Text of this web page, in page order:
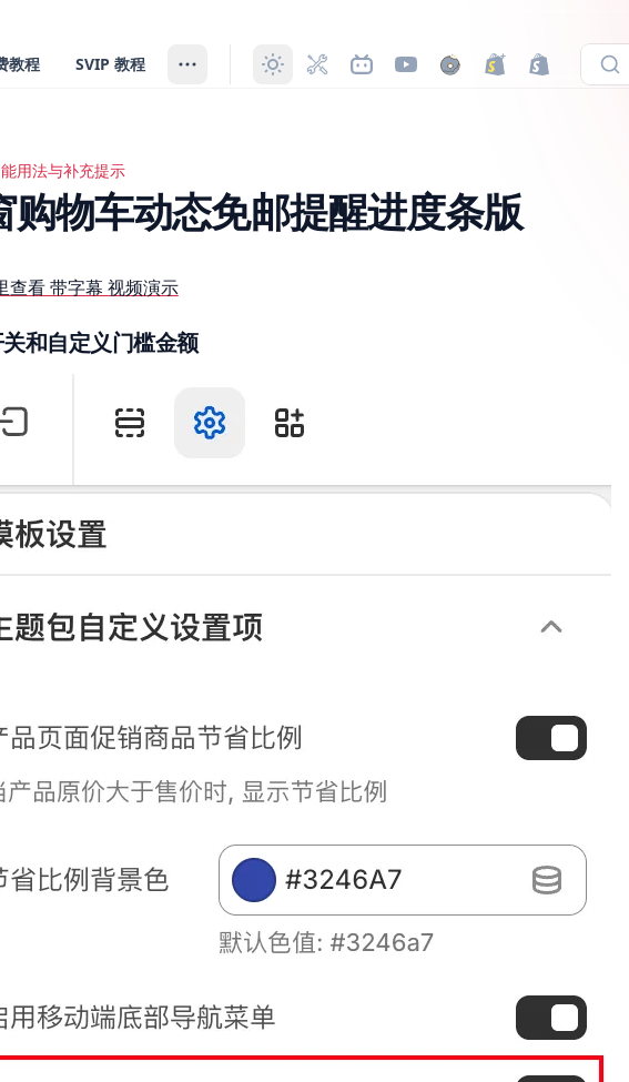
教程 SVIP 教程
车动态免邮提醒进度条版
用法与补充提示
购物车动态免邮提醒进度条版
查看 带字幕 视频演示
和自定义门槛金额